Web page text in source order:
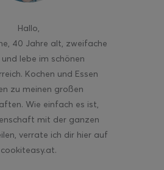
Hallo
40 Jahre alt, zweifache
lebe im schönen
Kochen und Essen
zu meinen großen
Wie einfach es ist,
mit der ganzen
verrate ich dir hier auf
cookiteasy.at.